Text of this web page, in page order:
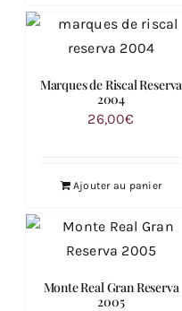
Marques de Riscal Reserva
2004
26,00€
Ajouter au panier
Monte Real Gran Reserva
2005